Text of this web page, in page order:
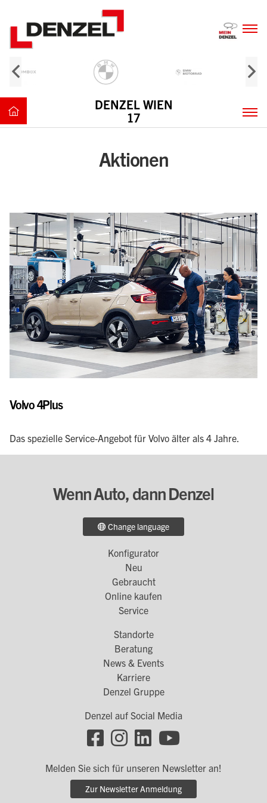
Inhalt
DENZEL WIEN
17
Aktionen
Volvo 4Plus
Das spezielle Service-Angebot für Volvo älter als 4 Jahre.
Wenn Auto, dann Denzel
Change language
Konfigurator
Neu
Gebraucht
Online kaufen
Service
Standorte
Beratung
News & Events
Karriere
Denzel Gruppe
Denzel auf Social Media
Social
Links
Melden Sie sich für unseren Newsletter an!
Zur Newsletter Anmeldung